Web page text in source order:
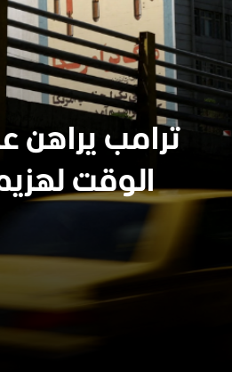
ترامب يراهن
الوقت